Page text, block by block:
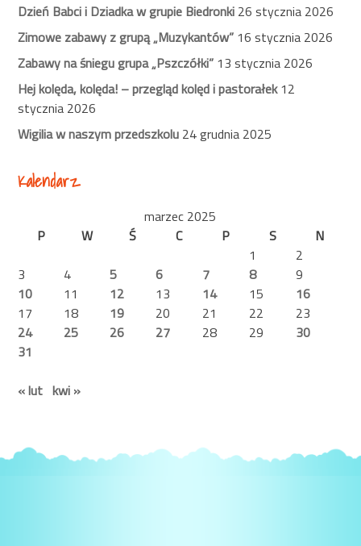
Dzień Babci i Dziadka w grupie Biedronki 26 stycznia 2026
Zimowe zabawy z grupą „Muzykantów” 16 stycznia 2026
Zabawy na śniegu grupa „Pszczółki” 13 stycznia 2026
Hej kolęda, kolęda! – przegląd kolęd i pastorałek12
stycznia 2026
Wigilia w naszym przedszkolu 24 grudnia 2025
Kalendarz
marzec 2025
P
W Ś C P S
N
1
2
3
4 5 6 7 8
9
10
11 12 13 14 15
16
17
18 19 20 21 22
23
24
25 26 27 28 29
30
31
« lut kwi »